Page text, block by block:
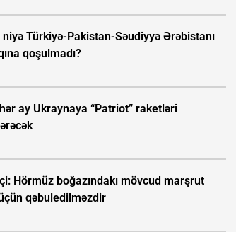
niyə Türkiyə-Pakistan-Səudiyyə Ərəbistanı
qoşulmadı?
ay Ukraynaya “Patriot” raketləri
Hörmüz boğazındakı mövcud marşrut
qəbuledilməzdir